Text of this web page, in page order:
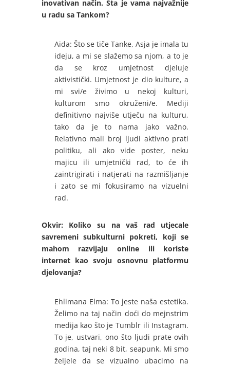
inovativan način. Šta je vama najvažnije
u radu sa Tankom?
Aida: Što se tiče Tanke, Asja je imala tu
ideju, a mi se slažemo sa njom, a to je
da se kroz umjetnost djeluje
aktivistički. Umjetnost je dio kulture, a
mi svi/e živimo u nekoj kulturi,
kulturom smo okruženi/e. Mediji
definitivno najviše utječu na kulturu,
tako da je to nama jako važno.
Relativno mali broj ljudi aktivno prati
politiku, ali ako vide poster, neku
majicu ili umjetnički rad, to će ih
zaintrigirati i natjerati na razmišljanje
i zato se mi fokusiramo na vizuelni
rad.
Okvir:
Koliko su na vaš rad utjecale
savremeni subkulturni pokreti, koji se
mahom razvijaju online ili koriste
internet kao svoju osnovnu platformu
djelovanja?
Ehlimana Elma: To jeste naša estetika.
Želimo na taj način doći do mejnstrim
medija kao što je Tumblr ili Instagram.
To je, ustvari, ono što ljudi prate ovih
godina, taj neki 8 bit, seapunk. Mi smo
željele da se vizualno ubacimo na